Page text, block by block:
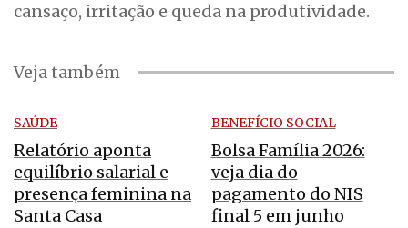
cansaço, irritação e queda na produtividade.
Veja também
SAÚDE
Relatório aponta
equilíbrio salarial e
presença feminina na
Santa Casa
BENEFÍCIO SOCIAL
Bolsa Família 2026:
veja dia do
pagamento do NIS
final 5 em junho